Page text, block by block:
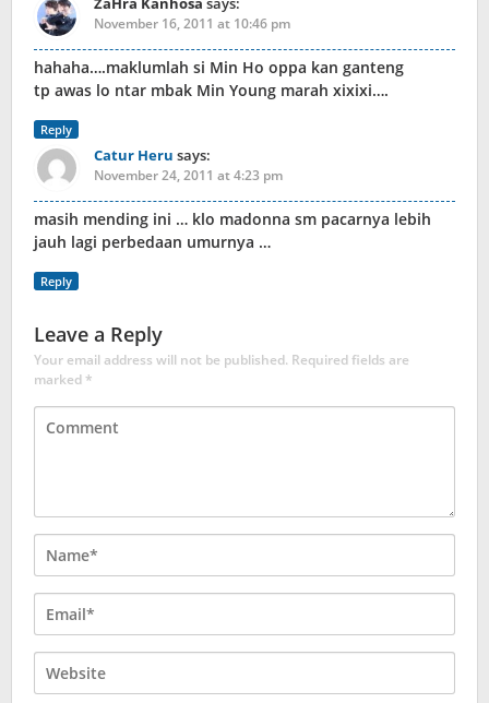
November 16, 2011 at 10:46 pm
hahaha….maklumlah si Min Ho oppa kan ganteng
tp awas lo ntar mbak Min Young marah xixixi….
Reply
Catur Heru says:
November 24, 2011 at 4:23 pm
masih mending ini … klo madonna sm pacarnya lebih
jauh lagi perbedaan umurnya …
Reply
Leave a Reply
Your email address will not be published. Required fields are
marked*